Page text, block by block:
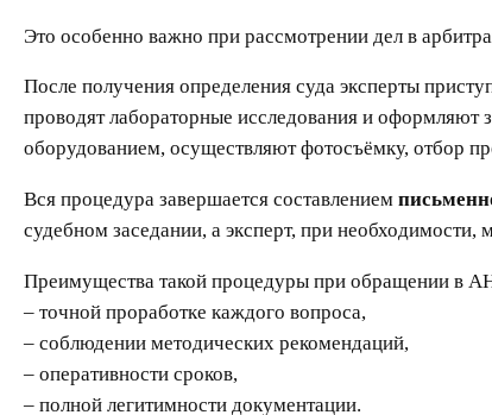
Это особенно важно при рассмотрении дел в
После получения определения суда эксперты
проводят лабораторные исследования и
оборудованием, осуществляют фотосъёмку, отбор
Вся процедура завершается составлением
судебном заседании, а эксперт, при необходимости,
Преимущества такой процедуры при обращении в
– точной проработке каждого вопроса,
– соблюдении методических рекомендаций,
– оперативности сроков,
– полной легитимности документации.